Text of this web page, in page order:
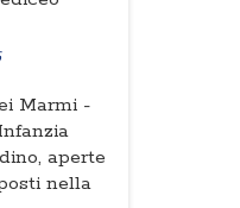
Marmi -
aperte
nella